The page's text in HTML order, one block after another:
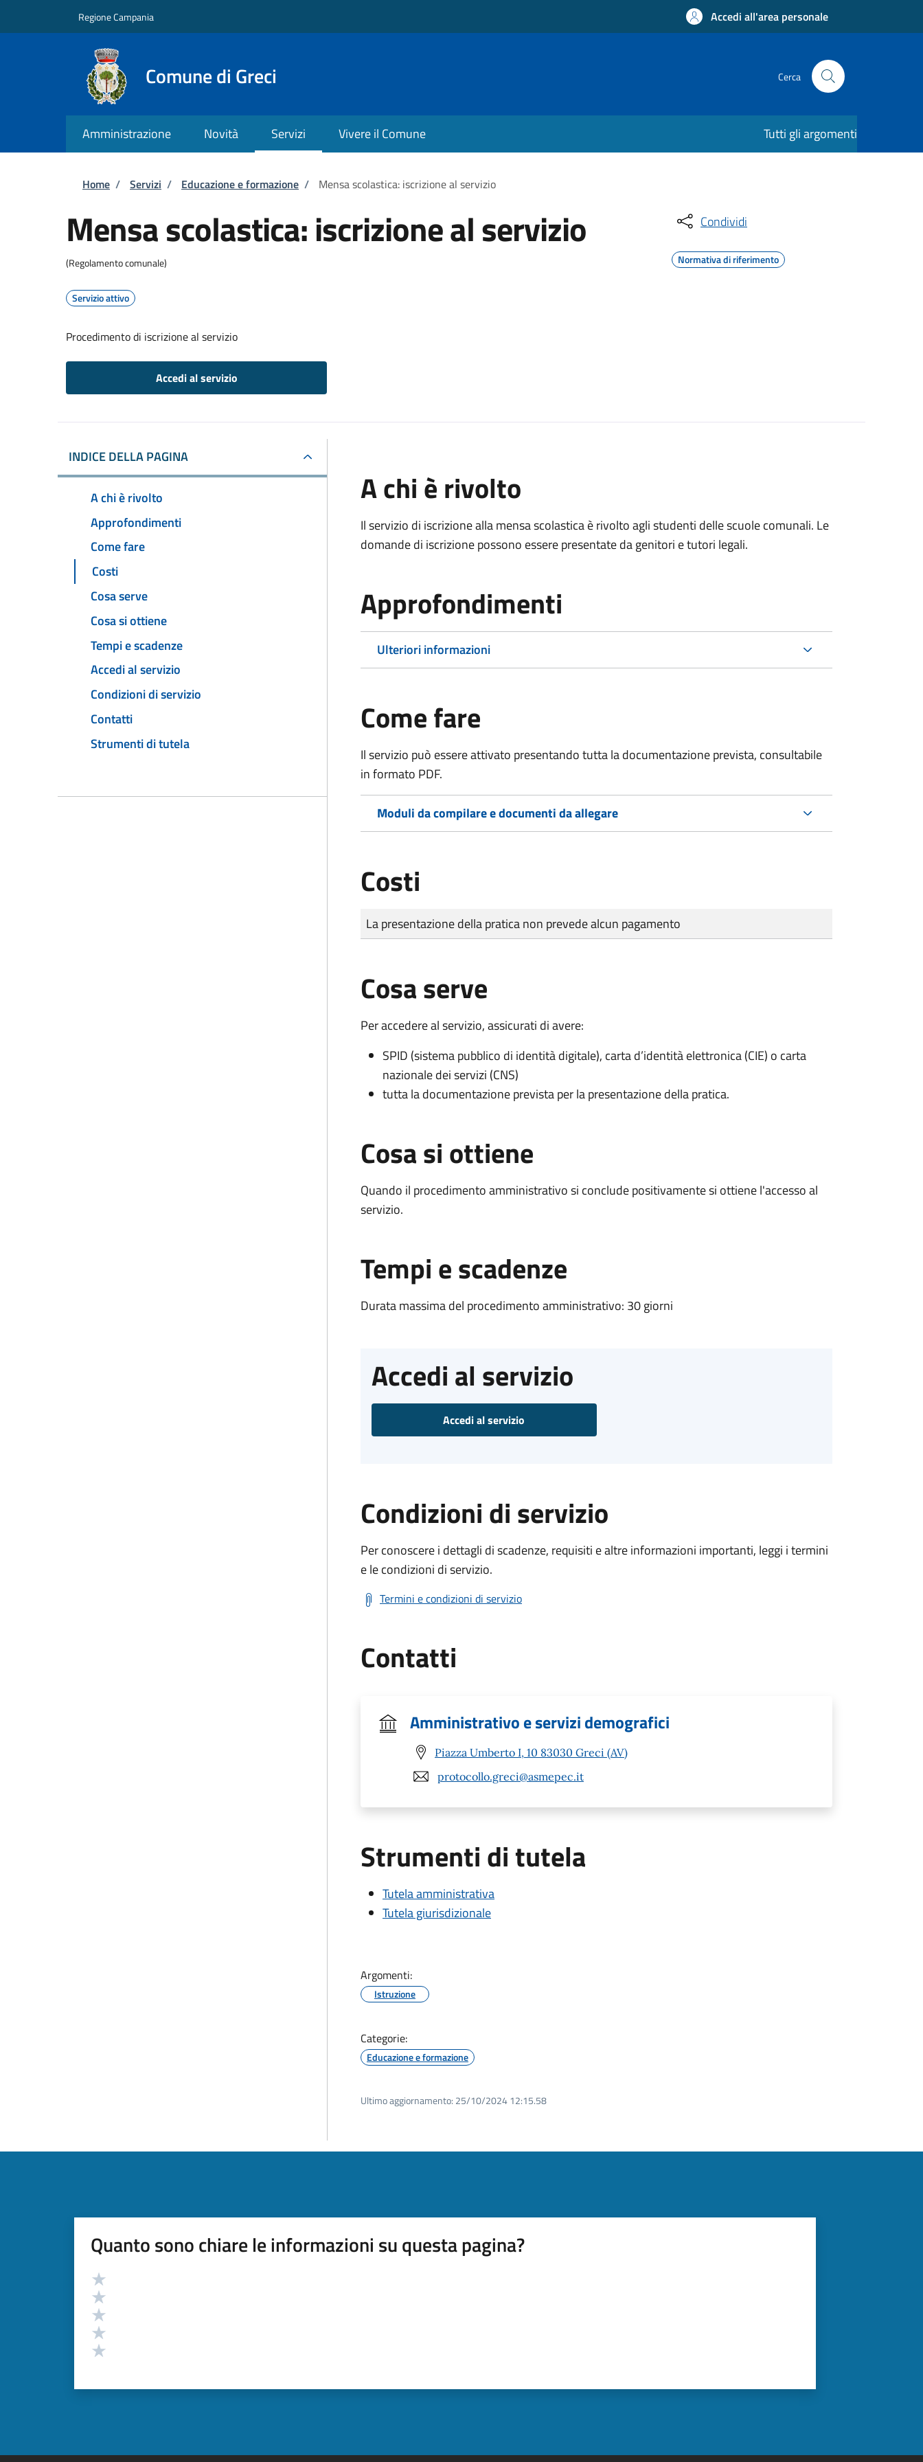
Regione Campania Accedi all'area personale
Comune di Greci Cerca
Amministrazione Novità Servizi Vivere il Comune Tutti gli argomenti
Briciole di pane
Home / Servizi / Educazione e formazione / Mensa scolastica: iscrizione al servizio
Mensa scolastica: iscrizione al servizio
(Regolamento comunale)
Servizio attivo
Procedimento di iscrizione al servizio
Accedi al servizio
Condividi
Normativa di riferimento
INDICE DELLA PAGINA
A chi è rivolto
Approfondimenti
Come fare
Costi
Cosa serve
Cosa si ottiene
Tempi e scadenze
Accedi al servizio
Condizioni di servizio
Contatti
Strumenti di tutela
A chi è rivolto
Il servizio di iscrizione alla mensa scolastica è rivolto agli studenti delle scuole comunali. Le
domande di iscrizione possono essere presentate da genitori e tutori legali.
Approfondimenti
Ulteriori informazioni
Come fare
Il servizio può essere attivato presentando tutta la documentazione prevista, consultabile
in formato PDF.
Moduli da compilare e documenti da allegare
Costi
Tipo di pagamento
Importo
La presentazione della pratica non prevede alcun pagamento
Cosa serve
Per accedere al servizio, assicurati di avere:
SPID (sistema pubblico di identità digitale), carta d’identità elettronica (CIE) o carta
nazionale dei servizi (CNS)
tutta la documentazione prevista per la presentazione della pratica.
Cosa si ottiene
Quando il procedimento amministrativo si conclude positivamente si ottiene l'accesso al
servizio.
Tempi e scadenze
Durata massima del procedimento amministrativo: 30 giorni
Accedi al servizio
Accedi al servizio
Condizioni di servizio
Per conoscere i dettagli di scadenze, requisiti e altre informazioni importanti, leggi i termini
e le condizioni di servizio.
Termini e condizioni di servizio
Contatti
Amministrativo e servizi demografici
Piazza Umberto I, 10 83030 Greci (AV)
protocollo.greci@asmepec.it
Strumenti di tutela
Tutela amministrativa
Tutela giurisdizionale
Argomenti:
Istruzione
Categorie:
Educazione e formazione
Ultimo aggiornamento: 25/10/2024 12:15.58
Quanto sono chiare le informazioni su questa pagina?
Valutazione